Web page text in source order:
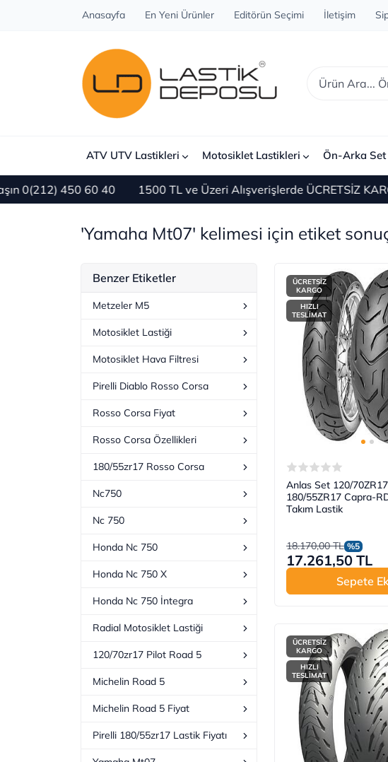
Anasayfa En Yeni Ürünler Editörün Seçimi İletişim
ATV UTV Lastikleri Motosiklet Lastikleri Ön-Arka
450 60 40 1500 TL ve Üzeri Alışverişlerde ÜCRETSİZ KARGO
'Yamaha Mt07' kelimesi için etiket
Benzer Etiketler
Metzeler M5
Motosiklet Lastiği
Motosiklet Hava Filtresi
Pirelli Diablo Rosso Corsa
Rosso Corsa Fiyat
Rosso Corsa Özellikleri
180/55zr17 Rosso Corsa
Nc750
Nc 750
Honda Nc 750
Honda Nc 750 X
Honda Nc 750 İntegra
Radial Motosiklet Lastiği
120/70zr17 Pilot Road 5
Michelin Road 5
Michelin Road 5 Fiyat
Pirelli 180/55zr17 Lastik Fiyatı
ÜCRETSİZ
KARGO
HIZLI
TESLİMAT
Anlas Set 120/
180/55ZR17 Capra-
Takım Lastik
18.170,00 TL %5
17.261,50 TL
Sepete
ÜCRETSİZ
KARGO
HIZLI
TESLİMAT